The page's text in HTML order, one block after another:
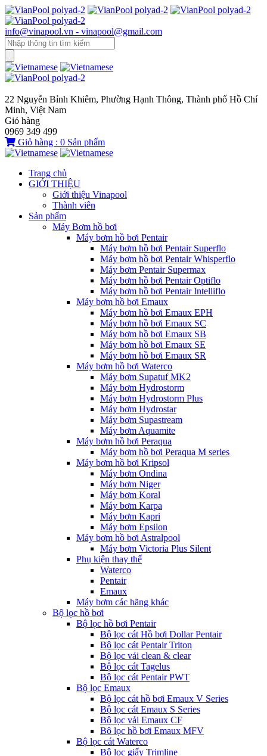
info@vinapool.vn - vinapool@gmail.com
22 Nguyễn Bỉnh Khiêm, Phường Hạnh Thông, Thành phố Hồ Chí
Minh, Việt Nam
Giỏ hàng
0969 349 499
Giỏ hàng : 0 Sản phẩm
Trang chủ
GIỚI THIỆU
Giới thiệu Vinapool
Thành viên
Sản phẩm
Máy Bơm hồ bơi
Máy bơm hồ bơi Pentair
Máy bơm hồ bơi Pentair Superflo
Máy bơm hồ bơi Pentair Whisperflo
Máy bơm Pentair Supermax
Máy bơm hồ bơi Pentair Optiflo
Máy bơm hồ bơi Pentair Intelliflo
Máy bơm hồ bơi Emaux
Máy bơm hồ bơi Emaux EPH
Máy bơm hồ bơi Emaux SC
Máy bơm hồ bơi Emaux SB
Máy bơm hồ bơi Emaux SE
Máy bơm hồ bơi Emaux SR
Máy bơm hồ bơi Waterco
Máy bơm Supatuf MK2
Máy bơm Hydrostorm
Máy bơm Hydrostorm Plus
Máy bơm Hydrostar
Máy bơm Supastream
Máy bơm Aquamite
Máy bơm hồ bơi Peraqua
Máy bơm hồ bơi Peraqua M series
Máy bơm hồ bơi Kripsol
Máy bơm Ondina
Máy bơm Niger
Máy bơm Koral
Máy bơm Karpa
Máy bơm Kapri
Máy bơm Epsilon
Máy bơm hồ bơi Astralpool
Máy bơm Victoria Plus Silent
Phụ kiện thay thế
Waterco
Pentair
Emaux
Máy bơm các hãng khác
Bộ lọc hồ bơi
Bộ lọc hồ bơi Pentair
Bộ lọc cát Hồ bơi Dollar Pentair
Bộ lọc cát Pentair Triton
Bộ lọc vải clean & clear
Bộ lọc cát Tagelus
Bộ lọc cát Pentair PWT
Bộ lọc Emaux
Bộ lọc cát hồ bơi Emaux V Series
Bộ lọc cát Emaux S Series
Bộ lọc vải Emaux CF
Bô lọc hồ bơi Emaux MFV
Bộ lọc cát Waterco
Bộ lọc giấy Trimline